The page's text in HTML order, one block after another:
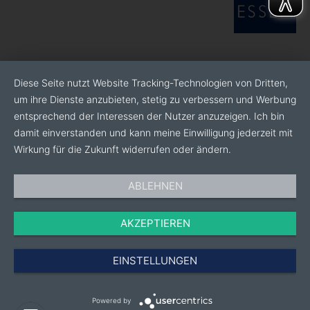
kontinuierlich weiterentwickelt. So stellen wir
wöchentlich bundesweit mit frischer Ware beliefert
Kommissionierung: Gereinigte Töpfe, Pinienrinde
gegen Wildkrautwuchs, Preis- und EAN-
Auszeichnung, der Pflanzenpass sowie individuell
gestaltete Bildetiketten sind für uns
selbstverständlich
Modernste Gewächshaustechnik: Wir garantieren
Planungssicherheit im Saisongeschäft und einen
Vegetationsvorsprung für unsere Pflanzen. Sie
wachsen unter natürlichen Lichtbedingungen,
weniger Pflanzenschutz
erstklassigen Kundenservice, der durch
Diese Seite nutzt Website Tracking-Technologien von Dritten,
um ihre Dienste anzubieten, stetig zu verbessern und Werbung
entsprechend der Interessen der Nutzer anzuzeigen. Ich bin
damit einverstanden und kann meine Einwilligung jederzeit mit
Wirkung für die Zukunft widerrufen oder ändern.
ABLEHNEN
AKZEPTIEREN
EINSTELLUNGEN
Powered by